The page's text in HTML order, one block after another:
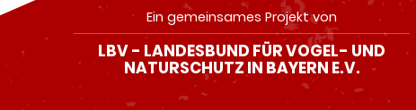
Ein gemeinsames Projekt von
LBV - LANDESBUND FÜR VOGEL- UND
NATURSCHUTZ IN BAYERN E.V.